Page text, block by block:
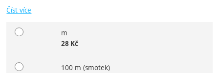
Číst více
Vyberte variantu
m
28 Kč
100 m (smotek)